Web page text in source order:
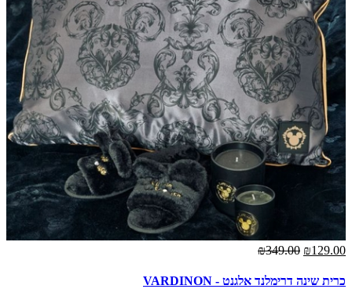
₪129.00
₪349.00
כרית שינה דרימלנד אלגנט - VARDINON